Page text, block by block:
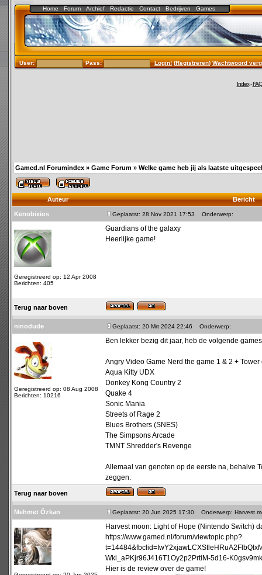
Home Forum Archief Redactie Contact Bedrijven Games
User: Pass: Login!(Registreren)Wachtwoord
Index-FAQ
Gamed.nl Forumindex » Game Forum » Welke game heb jij als laatste
Auteur Bericht
Kenobixios Geplaatst: 28 Nov 2021 17:53 Onderwerp:
Geregistreerd op: 12 Apr 2008
Berichten: 405
Guardians of the galaxy
Heerlijke game!
Terug naar boven
ninodude Geplaatst: 20 Mrt 2024 22:46 Onderwerp:
Geregistreerd op: 08 Aug 2008
Berichten: 10216
Ben lekker bezig dit jaar, heb de volgende
Angry Video Game Nerd the game 1 & 2 + Tower
Aqua Kitty UDX
Donkey Kong Country 2
Quake 4
Sonic Mania
Streets of Rage 2
Blues Brothers (SNES)
The Simpsons Arcade
TMNT Shredder's Revenge
Allemaal van genoten op de eerste na, behalve
zeggen.
Terug naar boven
Mehmet Özkan Geplaatst: 20 Jun 2025 17:30 Onderwerp: Harvest
Harvest moon: Light of Hope (Nintendo Switch)
https://www.gamed.nl/forum/viewtopic.php?
Wkl_aPKjr96J416T1Oy2p2PrtiM-5d16-
Hier is de review over de game!